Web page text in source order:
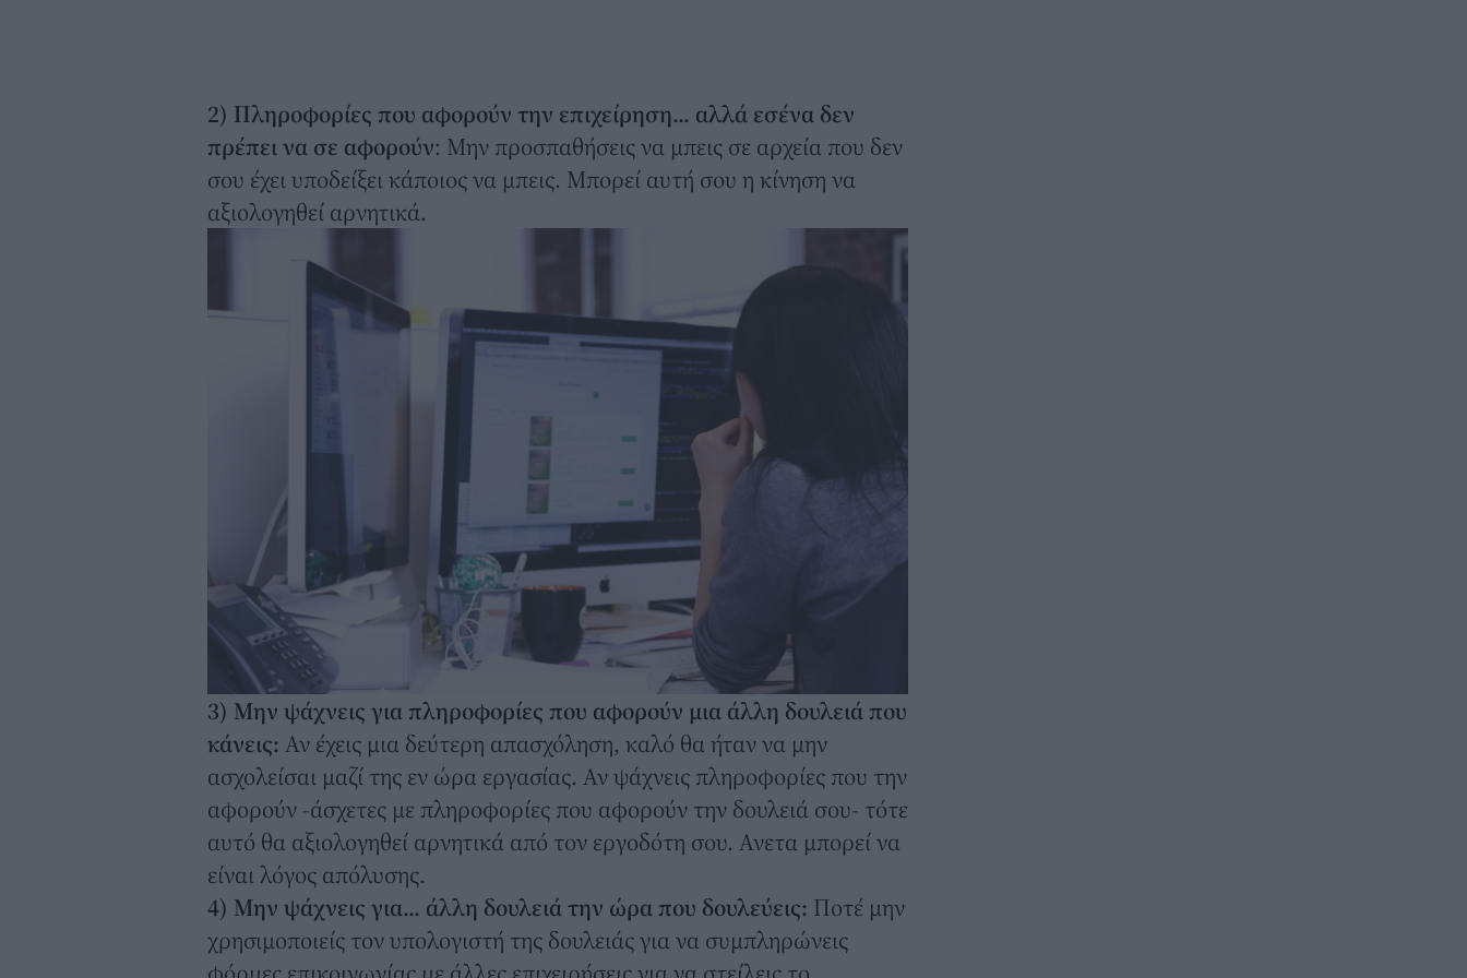
2) Πληροφορίες που αφορούν την επιχείρηση... αλλά εσένα δεν
πρέπει να σε αφορούν: Μην προσπαθήσεις να μπεις σε αρχεία που δεν
σου έχει υποδείξει κάποιος να μπεις. Μπορεί αυτή σου η κίνηση να
αξιολογηθεί αρνητικά.
3) Mην ψάχνεις για πληροφορίες που αφορούν μια άλλη δουλειά που
κάνεις: Αν έχεις μια δεύτερη απασχόληση, καλό θα ήταν να μην
ασχολείσαι μαζί της εν ώρα εργασίας. Αν ψάχνεις πληροφορίες που την
αφορούν -άσχετες με πληροφορίες που αφορούν την δουλειά σου- τότε
αυτό θα αξιολογηθεί αρνητικά από τον εργοδότη σου. Ανετα μπορεί να
είναι λόγος απόλυσης.
4) Μην ψάχνεις για... άλλη δουλειά την ώρα που δουλεύεις: Ποτέ μην
χρησιμοποιείς τον υπολογιστή της δουλειάς για να συμπληρώνεις